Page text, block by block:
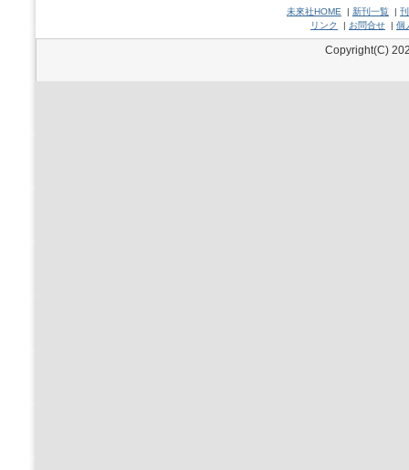
未來社HOME | 新刊一覧 |
リンク
| お問合せ | 個
Copyright(C)